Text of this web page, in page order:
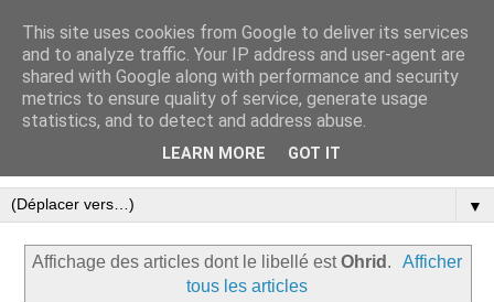
Le blog ensoleillé de Tinos
dans les Cyclades
Une expression libre et écolo à Tinos
▼
Affichage des articles dont le libellé estOhrid .
Afficher
tous les articles
This site uses cookies from Google to deliver its services
and to analyze traffic. Your IP address and user-agent are
shared with Google along with performance and security
metrics to ensure quality of service, generate usage
statistics, and to detect and address abuse.
LEARN MORE GOT IT